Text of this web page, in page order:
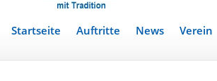
Startseite Auftritte News Verein